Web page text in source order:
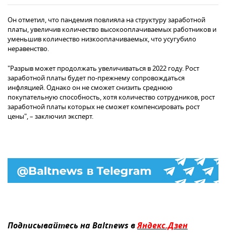
Он отметил, что пандемия повлияла на структуру заработной
платы, увеличив количество высокооплачиваемых работников и
уменьшив количество низкооплачиваемых, что усугубило
неравенство.
"Разрыв может продолжать увеличиваться в 2022 году. Рост
заработной платы будет по-прежнему сопровождаться
инфляцией. Однако он не сможет снизить среднюю
покупательную способность, хотя количество сотрудников, рост
заработной платы которых не сможет компенсировать рост
цены", – заключил эксперт.
Подписывайтесь на Baltnews вЯндекс.Дзен